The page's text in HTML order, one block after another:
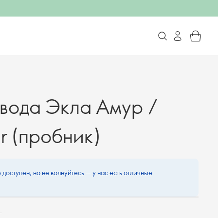
вода Экла Амур /
(пробник)
но не волнуйтесь — у нас есть отличные